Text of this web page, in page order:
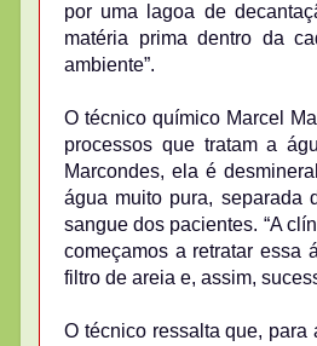
por uma lagoa de
matéria prima dentro da
ambiente”.
O técnico químico Marcel
processos que tratam a
Marcondes, ela é
água muito pura, separada
sangue dos pacientes. “A
começamos a retratar essa
filtro de areia e, assim,
O técnico ressalta que,